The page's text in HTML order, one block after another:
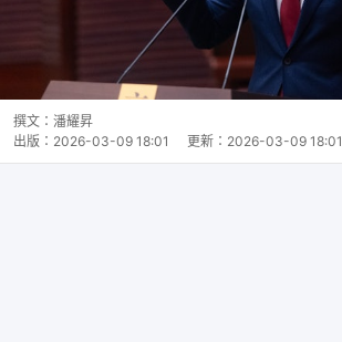
撰文： 潘耀昇
出版： 2026-03-09 18:01 更新： 2026-03-09 18:01